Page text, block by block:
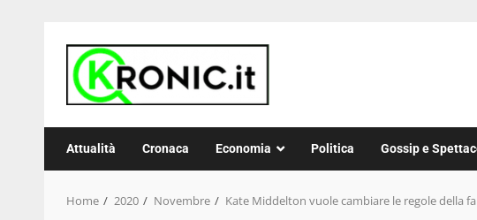
content
Attualità Cronaca Economia Politica Gossip e
Home 2020 Novembre Kate Middelton vuole cambiare le regole della